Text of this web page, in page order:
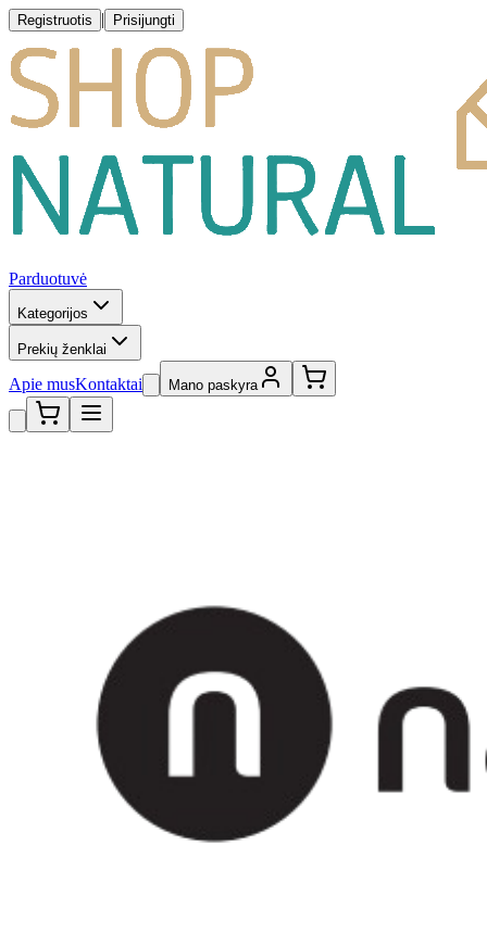
Registruotis | Prisijungti
Parduotuvė
Kategorijos
Prekių ženklai
Apie musKontaktai Mano paskyra